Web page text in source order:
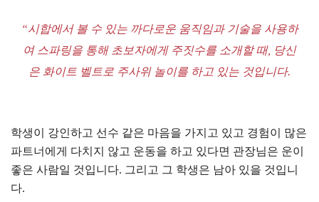
“시합에서 볼 수 있는 까다로운 움직임과 기술을 사용하
여 스파링을 통해 초보자에게 주짓수를 소개할 때, 당신
은 화이트 벨트로 주사위 놀이를 하고 있는 것입니다.
학생이 강인하고 선수 같은 마음을 가지고 있고 경험이 많은
파트너에게 다치지 않고 운동을 하고 있다면 관장님은 운이
좋은 사람일 것입니다. 그리고 그 학생은 남아 있을 것입니
다.